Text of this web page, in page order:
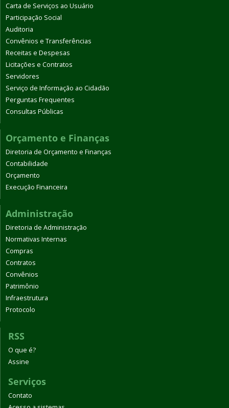
Carta de Serviços ao Usuário
Participação Social
Auditoria
Convênios e Transferências
Receitas e Despesas
Licitações e Contratos
Servidores
Serviço de Informação ao Cidadão
Perguntas Frequentes
Consultas Públicas
Orçamento e Finanças
Diretoria de Orçamento e Finanças
Contabilidade
Orçamento
Execução Financeira
Administração
Diretoria de Administração
Normativas Internas
Compras
Contratos
Convênios
Patrimônio
Infraestrutura
Protocolo
RSS
O que é?
Assine
Serviços
Contato